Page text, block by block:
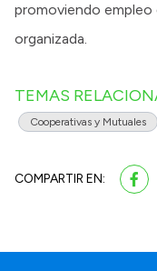
promoviendo empleo
organizada.
TEMAS
Cooperativas y Mutuales
COMPARTIR EN: